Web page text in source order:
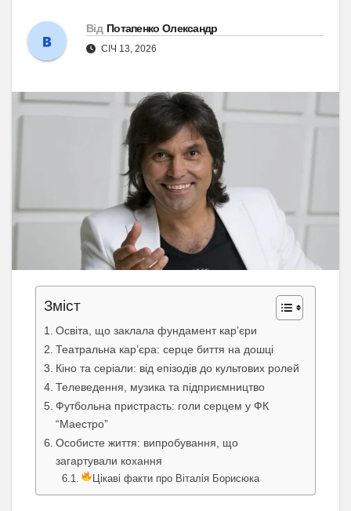
Від Потапенко Олександр
СІЧ 13, 2026
Зміст
Освіта, що заклала фундамент кар’єри
Театральна кар’єра: серце биття на дошці
Кіно та серіали: від епізодів до культових ролей
Телеведення, музика та підприємництво
Футбольна пристрасть: голи серцем у ФК
“Маестро”
Особисте життя: випробування, що
загартували кохання
Цікаві факти про Віталія Борисюка